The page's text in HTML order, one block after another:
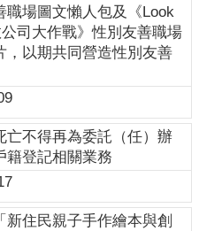
職場圖文懶人包及《Look
司大作戰》性別友善職場
，以期共同營造性別友善
亡不得再為委託（任）辦
籍登記相關業務
新住民親子手作繪本與創